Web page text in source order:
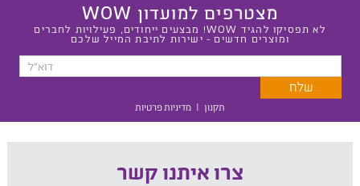
מצטרפים למועדון WOW
לא תפסיקו להגיד WOW! מבצעים ייחודים, פעילויות לחברים
ומוצרים חדשים - ישירות לתיבת המייל שלכם
תקנון | מדיניות פרטיות
צרו איתנו קשר